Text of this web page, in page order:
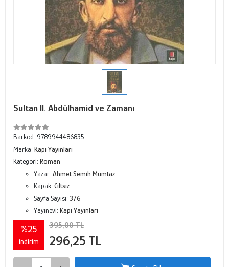
Sultan II. Abdülhamid ve Zamanı
Barkod: 9789944486835
Marka: Kapı Yayınları
Kategori: Roman
Yazar: Ahmet Semih Mümtaz
Kapak: Ciltsiz
Sayfa Sayısı: 376
Yayınevi: Kapı Yayınları
%25
indirim
395,00 TL
296,25 TL